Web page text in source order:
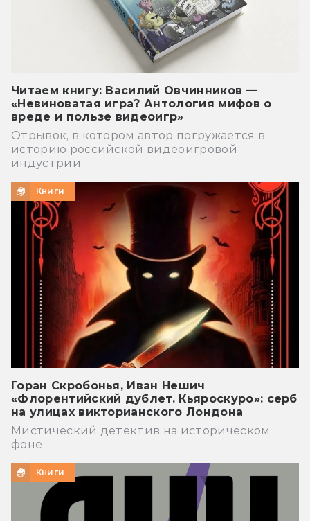
Читаем книгу: Василий Овчинников —
«Невиноватая игра? Антология мифов о
вреде и пользе видеоигр»
Отрывок, в котором автор погружается в
историю российской видеоигровой
индустрии
Книги
Горан Скробонья, Иван Нешич
«Флорентийский дублет. Кьяроскуро»: серб
на улицах викторианского Лондона
Мистический детектив на историческом
фоне
Книги